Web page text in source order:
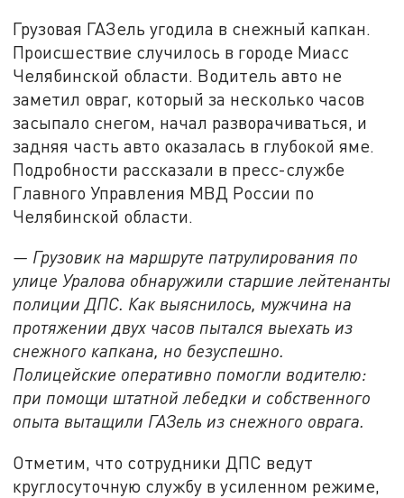
Грузовая ГАЗель угодила в снежный капкан.
Происшествие случилось в городе Миасс
Челябинской области. Водитель авто не
заметил овраг, который за несколько часов
засыпало снегом, начал разворачиваться, и
задняя часть авто оказалась в глубокой яме.
Подробности рассказали в пресс-службе
Главного Управления МВД России по
Челябинской области.
— Грузовик на маршруте патрулирования по
улице Уралова обнаружили старшие лейтенанты
полиции ДПС. Как выяснилось, мужчина на
протяжении двух часов пытался выехать из
снежного капкана, но безуспешно.
Полицейские оперативно помогли водителю:
при помощи штатной лебедки и собственного
опыта вытащили ГАЗель из снежного оврага.
Отметим, что сотрудники ДПС ведут
круглосуточную службу в усиленном режиме,